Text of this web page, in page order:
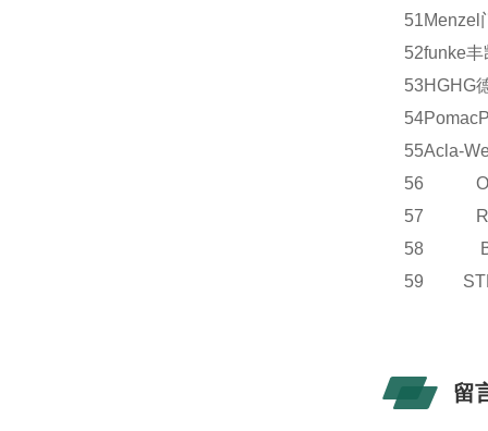
51Menzel
52funke丰
53HGHG
54Pomac
55Acla-
56
57
58
59
留